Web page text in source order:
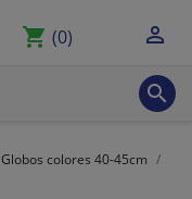
shopping_cart (0) 

Globos colores 40-45cm